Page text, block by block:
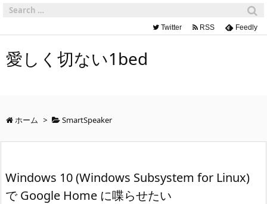
Twitter RSS Feedly
愛しく切ない1bed
ホーム > SmartSpeaker
Windows 10 (Windows Subsystem for Linux)
で Google Home に喋らせたい